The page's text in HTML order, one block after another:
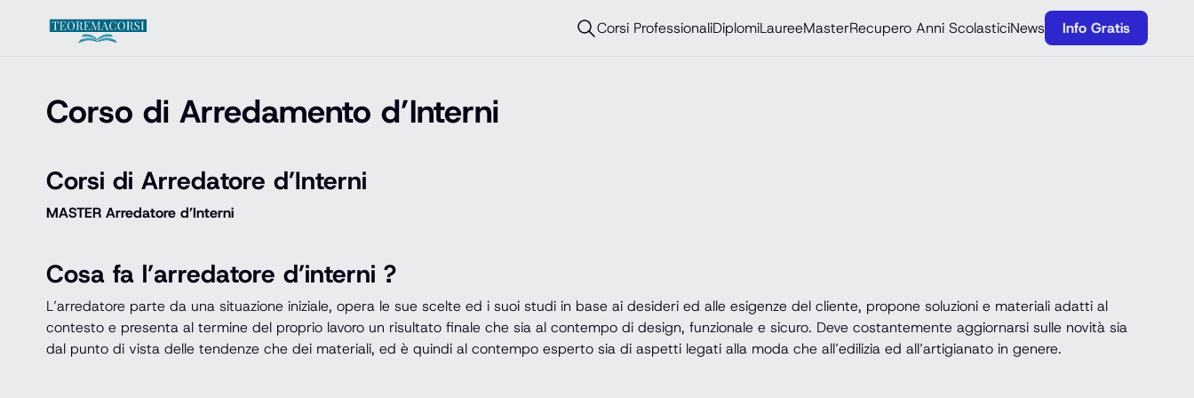
Corsi ProfessionaliDiplomiLaureeMasterRecupero Anni ScolasticiNews Info Gratis
Corso di Arredamento d’Interni
Corsi di Arredatore d’Interni
MASTER Arredatore d’Interni
Cosa fa l’arredatore d’interni ?
L’arredatore parte da una situazione iniziale, opera le sue scelte ed i suoi studi in base ai desideri ed alle esigenze del cliente, propone soluzioni e materiali adatti al
contesto e presenta al termine del proprio lavoro un risultato finale che sia al contempo di design, funzionale e sicuro. Deve costantemente aggiornarsi sulle novità sia
dal punto di vista delle tendenze che dei materiali, ed è quindi al contempo esperto sia di aspetti legati alla moda che all’edilizia ed all’artigianato in genere.